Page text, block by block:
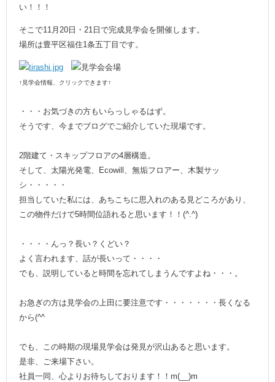
い！！！
そこで11月20日・21日で完成見学会を開催します。
場所は豊平区福住1条五丁目です。
↑見学会情報、クリックできます↑
・・・お気づきの方もいらっしゃるはず。
そうです、今までブログでご紹介していた現場です。
2階建て・スキップフロアの4層構造。
そして、太陽光発電、Ecowill、無垢フロアー、木製サッ
シ・・・・・
担当していた私には、あちこちに思入れのある見どころがあり、
この物件だけで5時間位語れると思います！！(^.^)
・・・・んっ？長い？くどい？
よく言われます、話が長いって・・・・
でも、説明していると時間を忘れてしまうんですよね・・・。
お急ぎの方は見学会の上田に要注意です・・・・・・・長くなる
から(^^ゞ
でも、この時期の現場見学会は発見が沢山あると思います。
是非、ご来場下さい。
社員一同、心よりお待ちしております！！m(__)m